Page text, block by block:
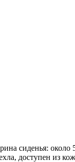
сиденья: около
доступен из